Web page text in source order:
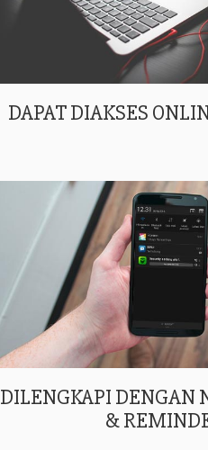
DAPAT DIAKSES
DILENGKAPI DENGAN
&